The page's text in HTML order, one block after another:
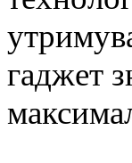
гаджет